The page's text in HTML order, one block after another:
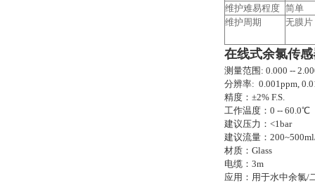
维护难易程度 简单
维护周期
无膜片
在线式余氯传
测量范围: 0.000 --
分辨率: 0.001ppm,
精度：±2% F.S.
工作温度：0 -- 60.0℃
建议压力：<1bar
建议流量：
材质：Glass
电缆：3m
应用：用于水中余氯/